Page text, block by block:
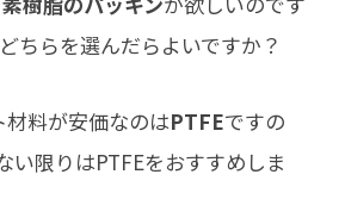
ちらを選んだらよいですか？
料が安価なのはPTFEですの
い限りはPTFEをおすすめしま